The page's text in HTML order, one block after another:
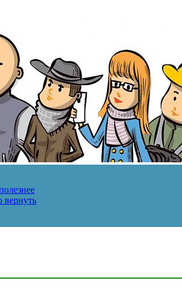
вернуть